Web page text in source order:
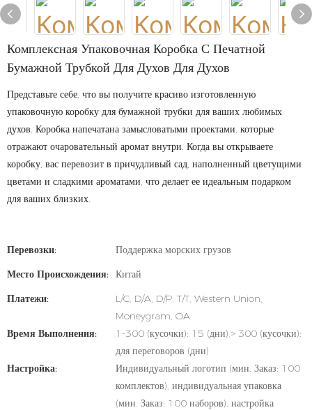
Комплексная Упаковочная Коробка С Печатной
Бумажной Трубкой Для Духов Для Духов
Представьте себе, что вы получите красиво изготовленную
упаковочную коробку для бумажной трубки для ваших любимых
духов. Коробка напечатана замысловатыми проектами, которые
отражают очаровательный аромат внутри. Когда вы открываете
коробку, вас перевозит в причудливый сад, наполненный цветущими
цветами и сладкими ароматами, что делает ее идеальным подарком
для ваших близких.
Перевозки:
Поддержка морских грузов
Место Происхождения: Китай
Платежи:
L/C, D/A, D/P, T/T, Western Union,
Moneygram, OA
Время Выполнения:
1-300 (кусочки): 15 (дни),> 300 (кусочки):
для переговоров (дни)
Настройка:
Индивидуальный логотип (мин. Заказ: 100
комплектов), индивидуальная упаковка
(мин. Заказ: 100 наборов), настройка